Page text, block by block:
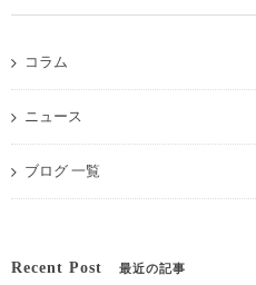
コラム
ニュース
ブログ 一覧
Recent Post 最近の記事